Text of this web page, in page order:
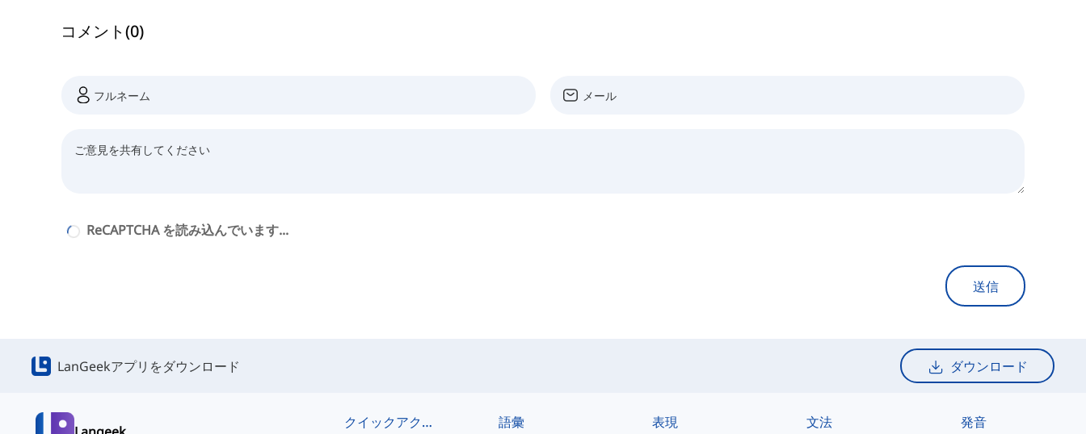
コメント(0)
ReCAPTCHA を読み込んでいます...
送信
LanGeekアプリをダウンロード ダウンロード
クイックアクセス 語彙 表現 文法 発音